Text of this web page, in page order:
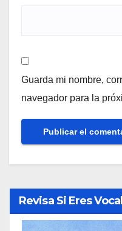
Guarda mi nombre,
navegador para la
Revisa Si Eres